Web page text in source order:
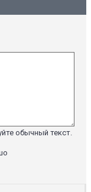
обычный текст.